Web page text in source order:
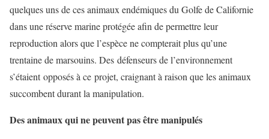
quelques uns de ces animaux endémiques du Golfe de Californie
dans une réserve marine protégée afin de permettre leur
reproduction alors que l’espèce ne compterait plus qu’une
trentaine de marsouins. Des défenseurs de l’environnement
s’étaient opposés à ce projet, craignant à raison que les animaux
succombent durant la manipulation.
Des animaux qui ne peuvent pas être manipulés